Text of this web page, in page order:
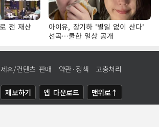
전 재산
아이유, 장기하 '별일 없이 산다'
선곡…쿨한 일상 공개
제휴/컨텐츠 판매 약관·정책 고충처리
제보하기 앱 다운로드 맨위로↑